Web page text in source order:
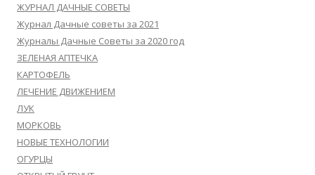
ЖУРНАЛ ДАЧНЫЕ СОВЕТЫ
Журнал Дачные советы за 2021
Журналы Дачные Советы за 2020 год
ЗЕЛЕНАЯ АПТЕЧКА
КАРТОФЕЛЬ
ЛЕЧЕНИЕ ДВИЖЕНИЕМ
ЛУК
МОРКОВЬ
НОВЫЕ ТЕХНОЛОГИИ
ОГУРЦЫ